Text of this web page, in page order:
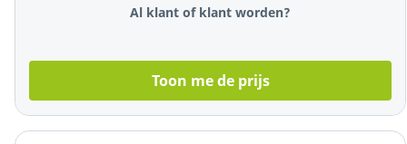
Al klant of klant worden?
Toon me de prijs